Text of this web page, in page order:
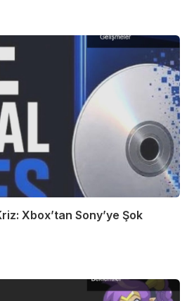
Xbox’tan Sony’ye Şok